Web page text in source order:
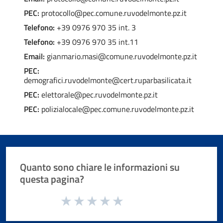
permanente per cittadini comunitari
Chiedere l'attribuzione del cognome materno
al momento della nascita
Chiedere l'iscrizione nello schedario della
popolazione temporanea
Chiedere la cittadinanza italiana
Chiedere la consultazione e la copia delle liste
elettorali
stato civile
Costituire un'unione civile
Depositare o ritirare le disposizioni anticipate
PEC: protocollo@pec.comune.ruvodelmonte.pz.it
Telefono: +39 0976 970 35 int. 3
Telefono: +39 0976 970 35 int.11
Email: gianmario.masi@comune.ruvodelmonte.pz.it
PEC:
demografici.ruvodelmonte@cert.ruparbasilicata.it
PEC: elettorale@pec.ruvodelmonte.pz.it
PEC: polizialocale@pec.comune.ruvodelmonte.pz.it
Quanto sono chiare le informazioni su
questa pagina?
Valuta da 1 a 5 stelle la pagina